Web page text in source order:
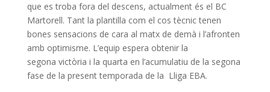
que es troba fora del descens, actualment és el BC
Martorell. Tant la plantilla com el cos tècnic tenen
bones sensacions de cara al matx de demà i l’afronten
amb optimisme. L’equip espera obtenir la
segona victòria i la quarta en l’acumulatiu de la segona
fase de la present temporada de la Lliga EBA.